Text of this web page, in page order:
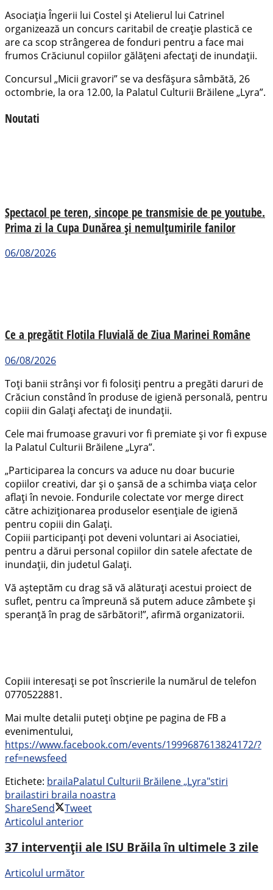
Asociația Îngerii lui Costel și Atelierul lui Catrinel
organizează un concurs caritabil de creație plastică ce
are ca scop strângerea de fonduri pentru a face mai
frumos Crăciunul copiilor gălățeni afectați de inundații.
Concursul „Micii gravori” se va desfășura sâmbătă, 26
octombrie, la ora 12.00, la Palatul Culturii Brăilene „Lyra”.
Noutati
Spectacol pe teren, sincope pe transmisie de pe youtube.
Prima zi la Cupa Dunărea și nemulțumirile fanilor
06/08/2026
Ce a pregătit Flotila Fluvială de Ziua Marinei Române
06/08/2026
Toți banii strânși vor fi folosiți pentru a pregăti daruri de
Crăciun constând în produse de igienă personală, pentru
copiii din Galați afectați de inundații.
Cele mai frumoase gravuri vor fi premiate și vor fi expuse
la Palatul Culturii Brăilene „Lyra”.
„Participarea la concurs va aduce nu doar bucurie
copiilor creativi, dar și o șansă de a schimba viața celor
aflați în nevoie. Fondurile colectate vor merge direct
către achiziționarea produselor esențiale de igienă
pentru copiii din Galați.
Copiii participanți pot deveni voluntari ai Asociatiei,
pentru a dărui personal copiilor din satele afectate de
inundații, din judetul Galați.
Vă așteptăm cu drag să vă alăturați acestui proiect de
suflet, pentru ca împreună să putem aduce zâmbete și
speranță în prag de sărbători!”, afirmă organizatorii.
Copiii interesați se pot înscrierile la numărul de telefon
0770522881.
Mai multe detalii puteți obține pe pagina de FB a
evenimentului,
https://www.facebook.com/events/1999687613824172/?
ref=newsfeed
Etichete: brailaPalatul Culturii Brăilene „Lyra"stiri
brailastiri braila noastra
ShareSend
Tweet
Articolul anterior
37 intervenţii ale ISU Brăila în ultimele 3 zile
Articolul următor